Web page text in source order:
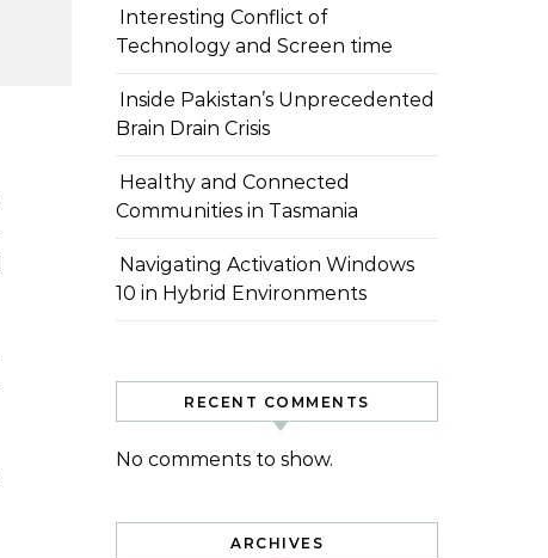
Interesting Conflict of
Technology and Screen time
Inside Pakistan’s Unprecedented
Brain Drain Crisis
Healthy and Connected
Communities in Tasmania
Navigating Activation Windows
10 in Hybrid Environments
RECENT COMMENTS
No comments to show.
ARCHIVES